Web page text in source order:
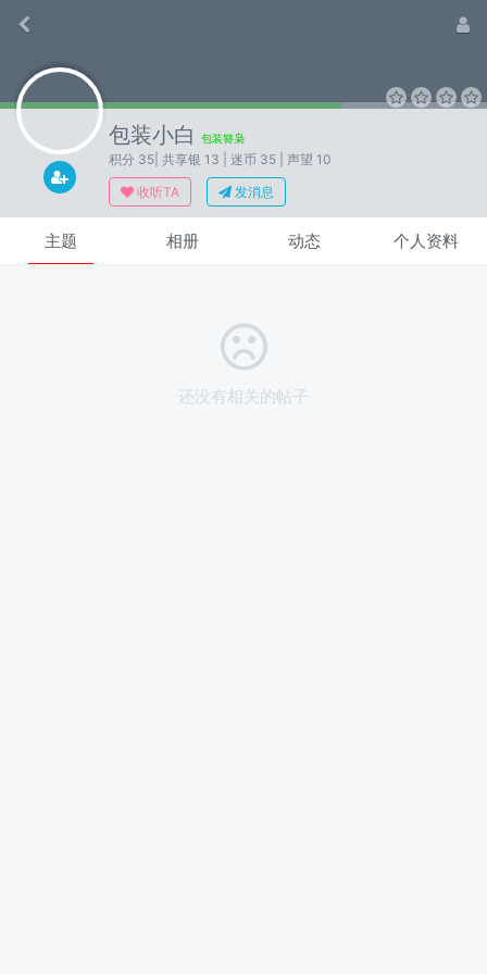
包装小白 包装簪枭
积分 35 | 共享银 13 | 迷币 35
| 声望 10
收听TA
发消息
主题 相册 动态 个人资料
还没有相关的帖子